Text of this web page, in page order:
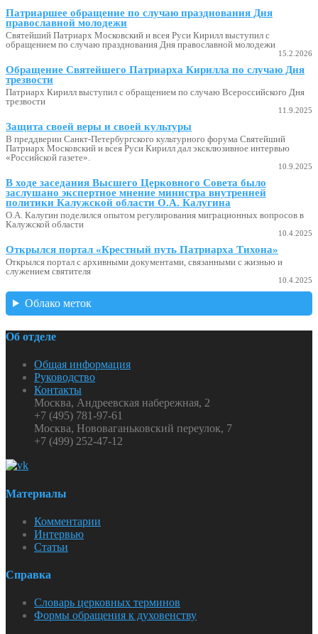
Патриаршее обращение по случаю празднования Дня
православной молодежи
Святейший Патриарх Московский и всея Руси Кирилл выступил с
обращением по случаю празднования Дня православной молодежи
15.2.2026
Обращение Святейшего Патриарха Кирилла по случаю Дня
трезвости
Патриарх Кирилл выступил с обращением по случаю Всероссийского Дня
трезвости
11.9.2025
Защита своей веры и своей культуры
В преддверии Санкт-Петербургского культурного форума Святейший
Патриарх Московский и всея Руси Кирилл дал эксклюзивное интервью
«Российской газете».
10.9.2025
В ходе заседания Высшего Церковного Совета было
заслушано экспертное мнение министра внутренней
политики Калужской области О.А. Калугина
О.А. Калугин поделился опытом регулирования миграционных вопросов в
Калужской области
10.4.2025
Открылся портал «Крестный путь Патриарха Тихона»
Открылся портал с архивными документами, связанными с жизнью и
служением святителя
10.4.2025
Облако меток
Об отделе
Общая информация
Руководство
Контакты
Москва, Андреевская набережная, 2
+7 (495) 781-97-61
Москва, Нововаганьковский переулок, 7
+7 (499) 252-47-12
Материалы
Комментарии
Интервью
Статьи
Справка
Словарь церковных терминов
Формы обращения к духовенству